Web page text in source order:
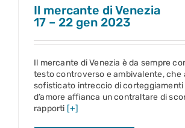
Il mercante di Venezia
17 – 22 gen 2023
Il mercante di Venezia è da sempre
testo controverso e ambivalente, che
sofisticato intreccio di corteggiamenti
d’amore affianca un contraltare di
rapporti [+]